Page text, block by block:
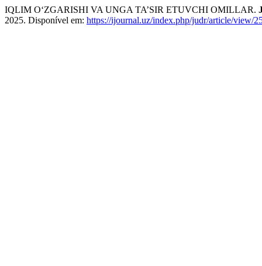
IQLIM O‘ZGARISHI VA UNGA TA’SIR ETUVCHI OMILLAR.
2025. Disponível em: https://ijournal.uz/index.php/judr/article/view/